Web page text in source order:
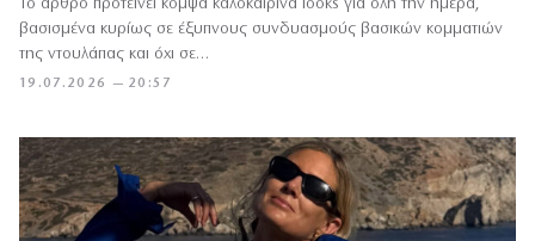
19.07.2026 — 20:57
Το άρθρο προτείνει κομψά καλοκαιρινά looks για όλη την ημέρα,
βασισμένα κυρίως σε έξυπνους συνδυασμούς βασικών κομματιών
της ντουλάπας και όχι σε…